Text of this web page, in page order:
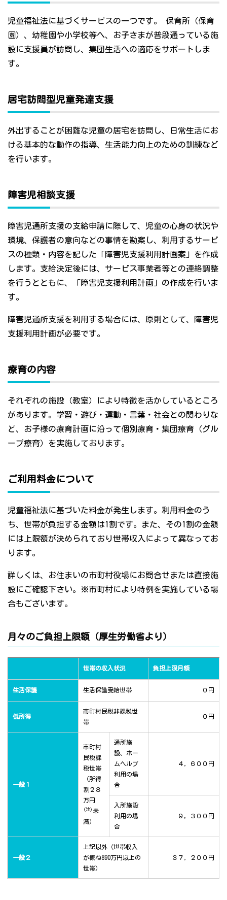
児童福祉法に基づくサービスの一つです。 保育所（保育
園）、幼稚園や小学校等へ、お子さまが普段通っている施
設に支援員が訪問し、集団生活への適応をサポートしま
す。
居宅訪問型児童発達支援
外出することが困難な児童の居宅を訪問し、日常生活にお
ける基本的な動作の指導、生活能力向上のための訓練など
を行います。
障害児相談支援
障害児通所支援の支給申請に際して、児童の心身の状況や
環境、保護者の意向などの事情を勘案し、利用するサービ
スの種類・内容を記した「障害児支援利用計画案」を作成
します。支給決定後には、サービス事業者等との連絡調整
を行うとともに、「障害児支援利用計画」の作成を行いま
す。
障害児通所支援を利用する場合には、原則として、障害児
支援利用計画が必要です。
療育の内容
それぞれの施設（教室）により特徴を活かしているところ
があります。学習・遊び・運動・言葉・社会との関わりな
ど、お子様の療育計画に沿って個別療育・集団療育（グル
ープ療育）を実施しております。
ご利用料金について
児童福祉法に基づいた料金が発生します。利用料金のう
ち、世帯が負担する金額は1割です。また、その1割の金額
には上限額が決められており世帯収入によって異なってお
ります。
詳しくは、お住まいの市町村役場にお問合せまたは直接施
設にご確認下さい。※市町村により特例を実施している場
合もございます。
月々のご負担上限額（厚生労働省より）
世帯の収入状況 負担上限月額
生活保護 生活保護受給世帯 ０円
低所得
市町村民税非課税世
帯
０円
一般１
市町村
民税課
税世帯
（所得
割２８
万円
(注) 未
満）
通所施
設、ホー
ムヘルプ
利用の場
合
４，６００円
入所施設
利用の場
合
９，３００円
一般２
上記以外（世帯収入
が概ね890万円以上の
世帯）
３７，２００円